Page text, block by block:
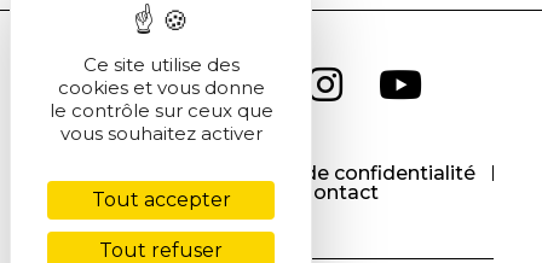
Politique de confidentialité
Cookies
Contact
Ce site utilise des
cookies et vous donne
le contrôle sur ceux que
vous souhaitez activer
Tout accepter
Tout refuser